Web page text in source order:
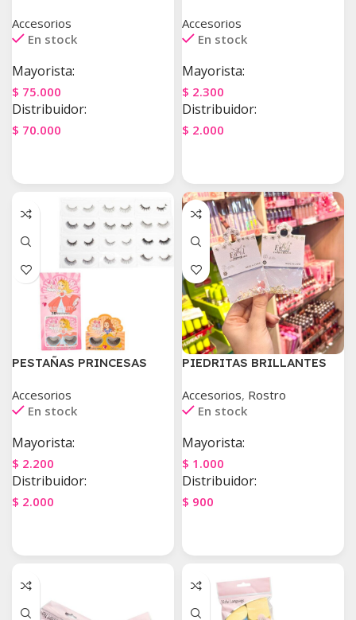
Accesorios
En stock
Mayorista:
$ 75.000
Distribuidor:
$ 70.000
Accesorios
En stock
Mayorista:
$ 2.300
Distribuidor:
$ 2.000
PESTAÑAS PRINCESAS
Accesorios
En stock
Mayorista:
$ 2.200
Distribuidor:
$ 2.000
PIEDRITAS BRILLANTES
Accesorios, Rostro
En stock
Mayorista:
$ 1.000
Distribuidor:
$ 900